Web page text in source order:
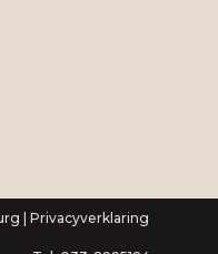
| Privacyverklaring